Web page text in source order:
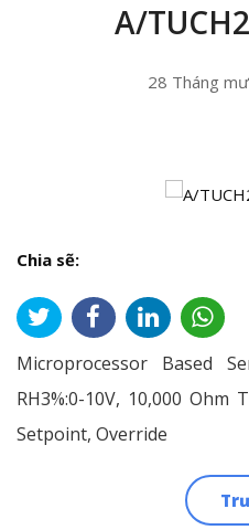
A/
28 Tháng
Chia sẽ:
Microprocessor Based
RH3%:0-10V, 10,000
Setpoint, Override